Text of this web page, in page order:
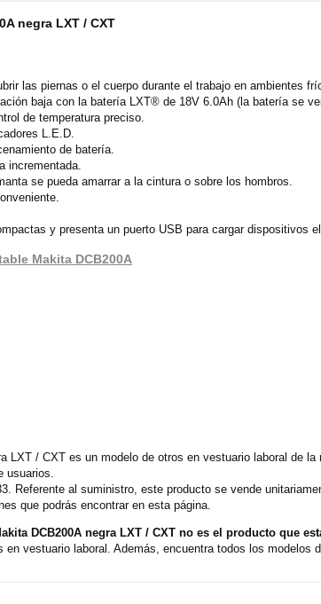
negra LXT / CXT
las piernas o el cuerpo durante el trabajo en ambientes
baja con la batería LXT® de 18V 6.0Ah (la batería se
de temperatura preciso.
L.E.D.
de batería.
incrementada.
se pueda amarrar a la cintura o sobre los hombros.
y presenta un puerto USB para cargar dispositivos
Makita DCB200A
LXT / CXT es un modelo de otros en vestuario laboral de
usuarios.
Referente al suministro, este producto se vende
que podrás encontrar en esta página.
DCB200A negra LXT / CXT no es el producto que
vestuario laboral. Además, encuentra todos los modelos